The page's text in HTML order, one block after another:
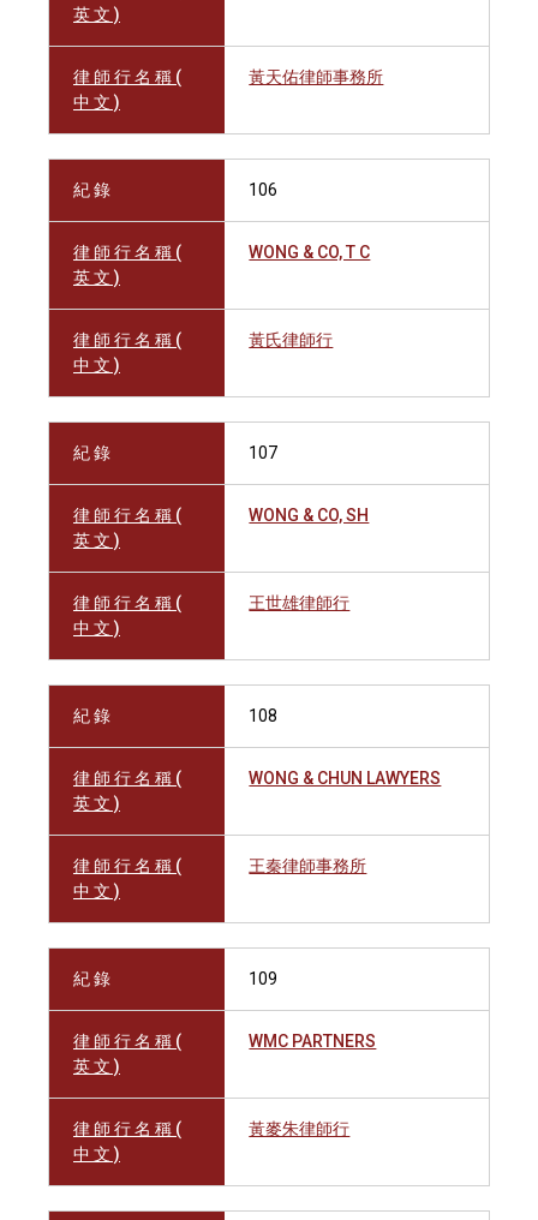
英 文 )
律 師 行 名 稱 (
中 文 )
黃天佑律師事務所
紀 錄 106
律 師 行 名 稱 (
英 文 )
WONG & CO, T C
律 師 行 名 稱 (
中 文 )
黃氏律師行
紀 錄 107
律 師 行 名 稱 (
英 文 )
WONG & CO, SH
律 師 行 名 稱 (
中 文 )
王世雄律師行
紀 錄 108
律 師 行 名 稱 (
英 文 )
WONG & CHUN LAWYERS
律 師 行 名 稱 (
中 文 )
王秦律師事務所
紀 錄 109
律 師 行 名 稱 (
英 文 )
WMC PARTNERS
律 師 行 名 稱 (
中 文 )
黃麥朱律師行